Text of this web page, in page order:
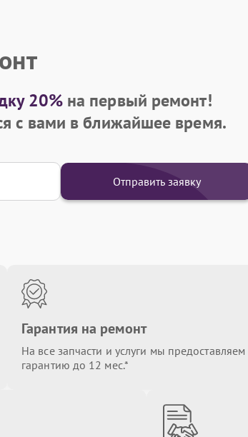
20%на первый ремонт!
с вами в ближайшее время.
Отправить заявку
Гарантия на ремонт
На все запчасти и услуги мы предоставляем
гарантию до 12 мес.*